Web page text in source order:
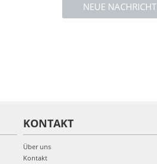
NEUE NACHRICHT
KONTAKT
Über uns
Kontakt